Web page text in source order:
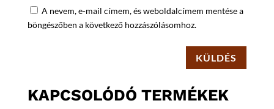
A nevem, e-mail címem, és weboldalcímem mentése a
böngészőben a következő hozzászólásomhoz.
KÜLDÉS
KAPCSOLÓDÓ TERMÉKEK